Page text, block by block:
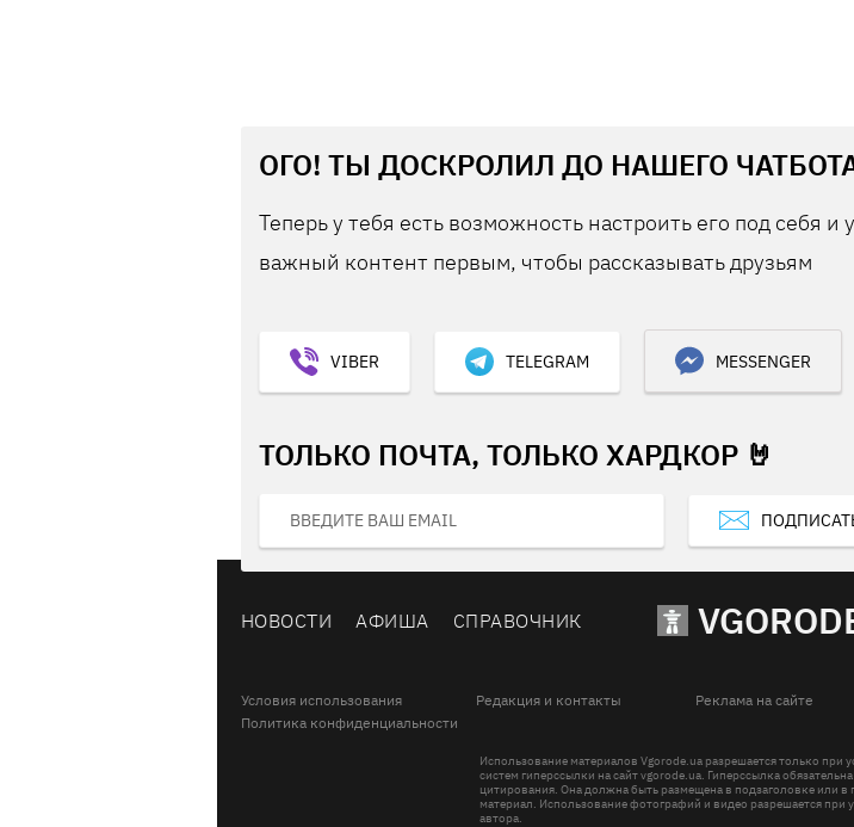
ОГО! ТЫ ДОСКРОЛИЛ ДО НАШЕГО
Теперь у тебя есть возможность настроить его под себя и
важный контент первым, чтобы рассказывать друзьям
VIBER TELEGRAM MESSENGER
ТОЛЬКО ПОЧТА, ТОЛЬКО ХАРДКОР 🤘
НОВОСТИ АФИША СПРАВОЧНИК
Условия использования Редакция и контакты Реклама на сайте
Политика конфиденциальности
Использование материалов Vgorode.ua разрешается только
систем гиперссылки на сайт vgorode.ua. Гиперссылка
цитирования. Она должна быть размещена в подзаголовке или в
материал. Использование фотографий и видео разрешается при
автора.